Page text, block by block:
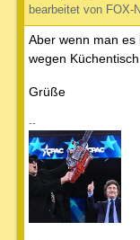
bearbeitet von FOX-
Aber wenn man es
wegen
Grüße
--